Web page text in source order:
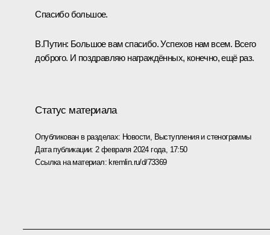
Спасибо большое.
В.Путин: Большое вам спасибо. Успехов нам всем. Всего
доброго. И поздравляю награждённых, конечно, ещё раз.
Статус материала
Опубликован в разделах: Новости, Выступления и стенограммы
Дата публикации: 2 февраля 2024 года, 17:50
Ссылка на материал: kremlin.ru/d/73369